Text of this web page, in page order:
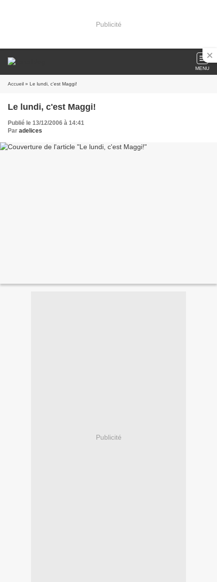
Publicité
MENU
Accueil » Le lundi, c'est Maggi!
Le lundi, c'est Maggi!
Publié le 13/12/2006 à 14:41
Par adelices
Publicité